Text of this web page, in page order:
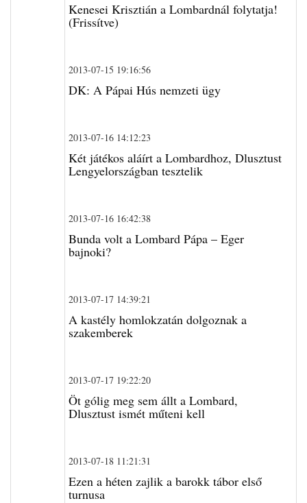
Kenesei Krisztián a Lombardnál folytatja!
(Frissítve)
2013-07-15 19:16:56
DK: A Pápai Hús nemzeti ügy
2013-07-16 14:12:23
Két játékos aláírt a Lombardhoz, Dlusztust
Lengyelországban tesztelik
2013-07-16 16:42:38
Bunda volt a Lombard Pápa – Eger
bajnoki?
2013-07-17 14:39:21
A kastély homlokzatán dolgoznak a
szakemberek
2013-07-17 19:22:20
Öt gólig meg sem állt a Lombard,
Dlusztust ismét műteni kell
2013-07-18 11:21:31
Ezen a héten zajlik a barokk tábor első
turnusa